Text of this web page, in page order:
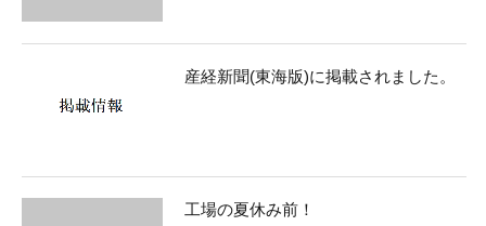
産経新聞(東海版)に掲載されました。
工場の夏休み前！